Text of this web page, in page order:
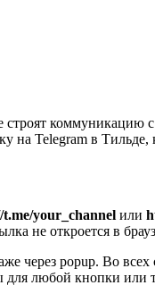
на Telegram в
your_channel или
не откроется в
popup. Во всех
для любой кнопки